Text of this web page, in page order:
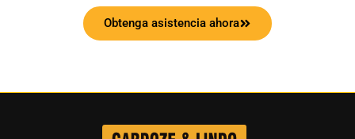
Obtenga asistencia ahora